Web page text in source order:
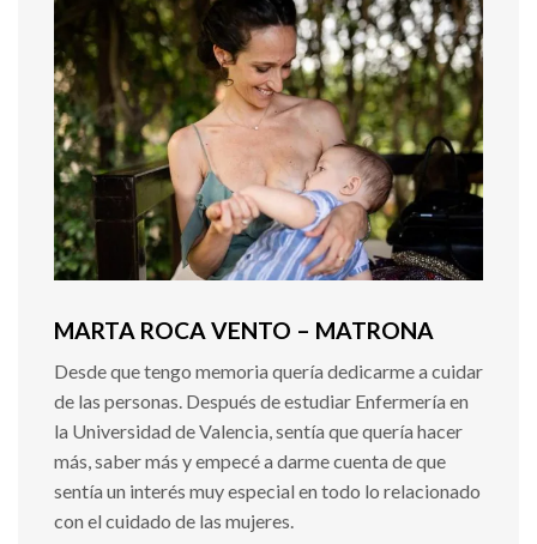
MARTA ROCA VENTO – MATRONA
Desde que tengo memoria quería dedicarme a cuidar
de las personas. Después de estudiar Enfermería en
la Universidad de Valencia, sentía que quería hacer
más, saber más y empecé a darme cuenta de que
sentía un interés muy especial en todo lo relacionado
con el cuidado de las mujeres.